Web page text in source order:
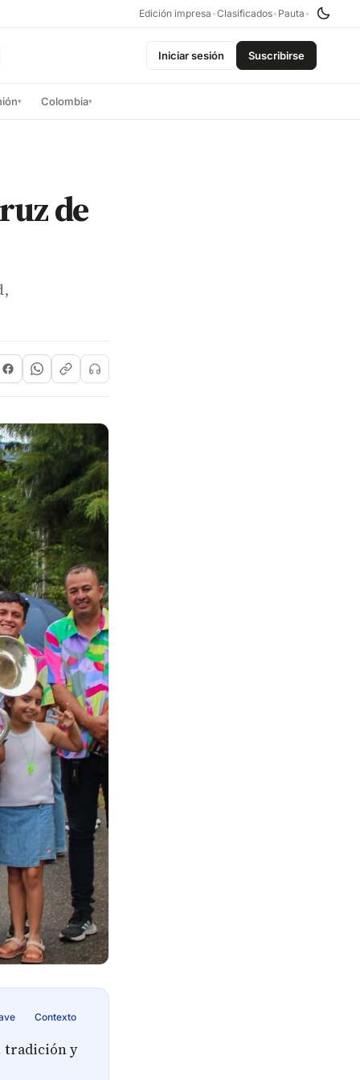
Edición impresa •Clasificados• Pauta •
Iniciar sesión Suscribirse
▾ Colombia▾
de
Contexto
tradición y